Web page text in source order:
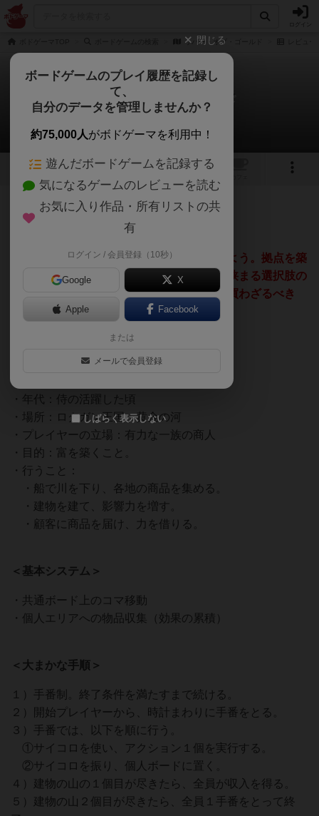
リバー・オブ・ゴールド
リバー・オブ・ゴールド
マツジョン@matz_jonさんのレビュー
1 1
78名 0名 1年以上前
黄金に輝く川を下り、商品を顧客に届けよう。拠点を築
き、影響力を高めるのだ。サイコロ出目で狭まる選択肢の
中で、最適解を探せ。さあ、買うべきか、買わざるべき
・年代：侍の活躍した頃
・場所：ロクガン王国・黄金の河
・プレイヤーの立場：有力な一族の商人
・目的：富を築くこと。
・行うこと：
・船で川を下り、各地の商品を集める。
・建物を建て、影響力を増す。
・顧客に商品を届け、力を借りる。
＜基本システム＞
・共通ボード上のコマ移動
・個人エリアへの物品収集（効果の累積）
＜大まかな手順＞
１）手番制。終了条件を満たすまで続ける。
２）開始プレイヤーから、時計まわりに手番をとる。
３）手番では、以下を順に行う。
①サイコロを使い、アクション１個を実行する。
②サイコロを振り、個人ボードに置く。
４）建物の山の１個目が尽きたら、全員が収入を得る。
５）建物の山２個目が尽きたら、全員１手番をとって終
閉じる
ボードゲームのプレイ履歴を記録し
て、
自分のデータを管理しませんか？
約75,000人がボドゲーマを利用中！
遊んだボードゲームを記録する
気になるゲームのレビューを読む
お気に入り作品・所有リストの共
有
ログイン / 会員登録（10秒）
Google X
Apple Facebook
または
メールで会員登録
しばらく表示しない